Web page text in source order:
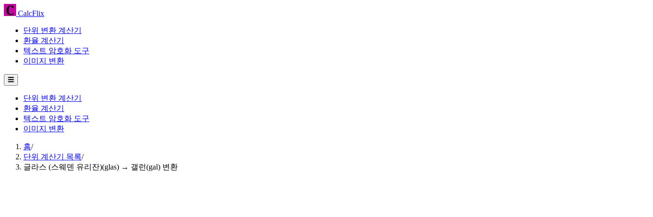
CalcFlix
단위 변환 계산기
환율 계산기
텍스트 암호화 도구
이미지 변환
☰
단위 변환 계산기
환율 계산기
텍스트 암호화 도구
이미지 변환
홈/
단위 계산기 목록/
글라스 (스웨덴 유리잔)(glas) → 갤런(gal) 변환